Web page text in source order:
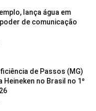
lança água em
de comunicação
de Passos (MG)
Heineken no Brasil no 1º